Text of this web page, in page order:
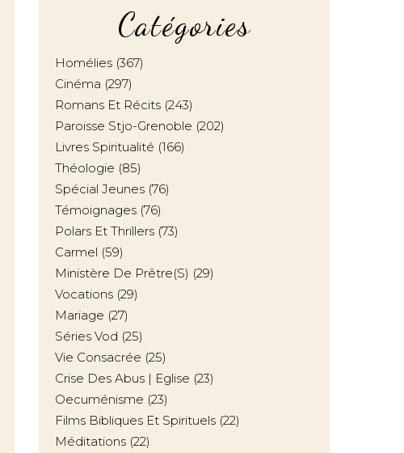
Catégories
Homélies (367)
Cinéma (297)
Romans Et Récits (243)
Paroisse Stjo-Grenoble (202)
Livres Spiritualité (166)
Théologie (85)
Spécial Jeunes (76)
Témoignages (76)
Polars Et Thrillers (73)
Carmel (59)
Ministère De Prêtre(s) (29)
Vocations (29)
Mariage (27)
Séries Vod (25)
Vie Consacrée (25)
Crise Des Abus | Eglise (23)
Oecuménisme (23)
Films Bibliques Et Spirituels (22)
Méditations (22)